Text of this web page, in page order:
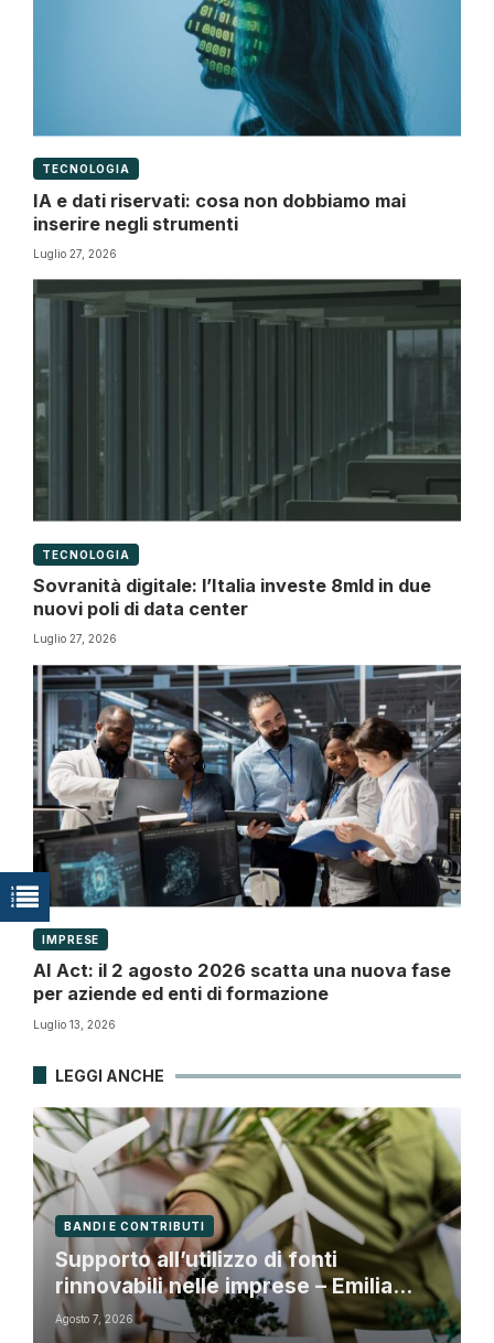
TECNOLOGIA
IA e dati riservati: cosa non dobbiamo mai
inserire negli strumenti
Luglio 27, 2026
TECNOLOGIA
Sovranità digitale: l’Italia investe 8mld in due
nuovi poli di data center
Luglio 27, 2026
IMPRESE
AI Act: il 2 agosto 2026 scatta una nuova fase
per aziende ed enti di formazione
Luglio 13, 2026
LEGGI ANCHE
BANDI E CONTRIBUTI
Supporto all’utilizzo di fonti
rinnovabili nelle imprese – Emilia
Romagna
Agosto 7, 2026